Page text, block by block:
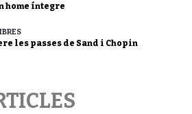
home íntegre
les passes de Sand i Chopin